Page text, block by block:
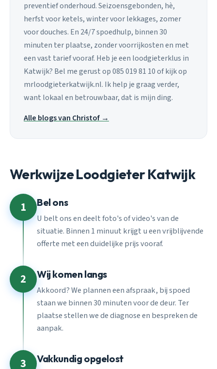
preventief onderhoud. Seizoensgebonden, hè,
herfst voor ketels, winter voor lekkages, zomer
voor douches. En 24/7 spoedhulp, binnen 30
minuten ter plaatse, zonder voorrijkosten en met
een vast tarief vooraf. Heb je een loodgieterklus in
Katwijk? Bel me gerust op 085 019 81 10 of kijk op
mrloodgieterkatwijk.nl. Ik help je graag verder,
want lokaal en betrouwbaar, dat is mijn ding.
Alle blogs van Christof →
Werkwijze Loodgieter Katwijk
1 Bel ons
U belt ons en deelt foto's of video's van de
situatie. Binnen 1 minuut krijgt u een vrijblijvende
offerte met een duidelijke prijs vooraf.
2 Wij komen langs
Akkoord? We plannen een afspraak, bij spoed
staan we binnen 30 minuten voor de deur. Ter
plaatse stellen we de diagnose en bespreken de
aanpak.
3 Vakkundig opgelost